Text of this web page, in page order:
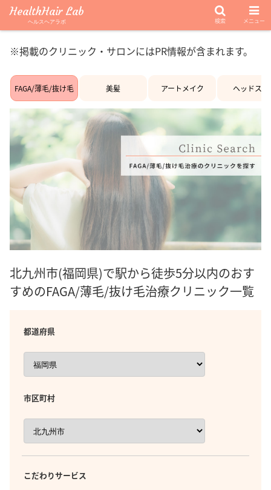
※掲載のクリニック・サロンにはPR情報が含まれます。
FAGA/薄毛/抜け毛 美髪 アートメイク ヘッドスパ
北九州市(福岡県)で駅から徒歩5分以内のおす
すめのFAGA/薄毛/抜け毛治療クリニック一覧
都道府県
市区町村
こだわりサービス
HealthHair Lab
ヘルスヘアラボ 検索 メニュー